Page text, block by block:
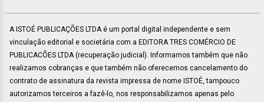
A ISTOÉ PUBLICAÇÕES LTDA é um portal digital independente e sem
vinculação editorial e societária com a EDITORA TRES COMÉRCIO DE
PUBLICACÕES LTDA (recuperação judicial). Informamos também que não
realizamos cobranças e que também não oferecemos cancelamento do
contrato de assinatura da revista impressa de nome ISTOÉ, tampouco
autorizamos terceiros a fazê-lo, nos responsabilizamos apenas pelo